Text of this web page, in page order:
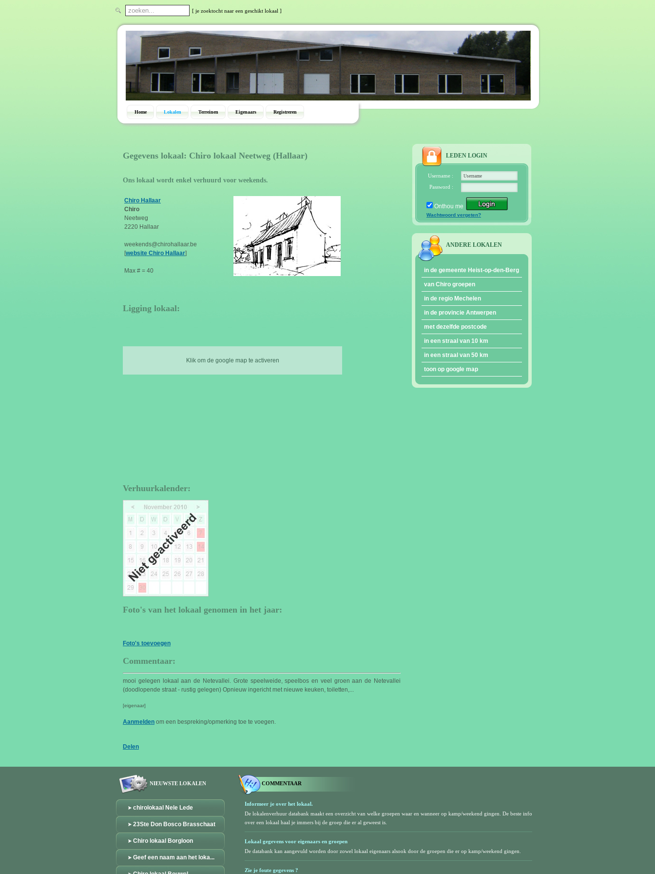
[ je zoektocht naar een geschikt lokaal ]
Home Lokalen Terreinen Eigenaars Registreren
Gegevens lokaal: Chiro lokaal Neetweg (Hallaar)
Ons lokaal wordt enkel verhuurd voor weekends.
Chiro Hallaar
Chiro
Neetweg
2220 Hallaar
weekends@chirohallaar.be
[website Chiro Hallaar]
Max # = 40
Ligging lokaal:
Klik om de google map te activeren
Verhuurkalender:
Foto's van het lokaal genomen in het jaar:
Foto's toevoegen
Commentaar:
mooi gelegen lokaal aan de Netevallei. Grote speelweide, speelbos en veel groen aan de Netevallei
(doodlopende straat - rustig gelegen) Opnieuw ingericht met nieuwe keuken, toiletten,...
[eigenaar]
Aanmelden om een bespreking/opmerking toe te voegen.
Delen
LEDEN LOGIN
Username :
Password :
Onthou me
Wachtwoord vergeten?
ANDERE LOKALEN
in de gemeente Heist-op-den-Berg
van Chiro groepen
in de regio Mechelen
in de provincie Antwerpen
met dezelfde postcode
in een straal van 10 km
in een straal van 50 km
toon op google map
NIEUWSTE LOKALEN
chirolokaal Nele Lede
23Ste Don Bosco Brasschaat
Chiro lokaal Borgloon
Geef een naam aan het loka...
COMMENTAAR
Informeer je over het lokaal.
De lokalenverhuur databank maakt een overzicht van welke groepen waar en wanneer op kamp/weekend gingen. De beste info
over een lokaal haal je immers bij de groep die er al geweest is.
Lokaal gegevens voor eigenaars en groepen
De databank kan aangevuld worden door zowel lokaal eigenaars alsook door de groepen die er op kamp/weekend gingen.
Zie je foute gegevens ?